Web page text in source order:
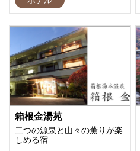
箱根金湯苑
二つの源泉と山々の薫りが楽
しめる宿